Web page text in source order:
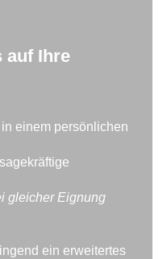
auf Ihre
einem persönlichen
gleicher Eignung
ein erweitertes